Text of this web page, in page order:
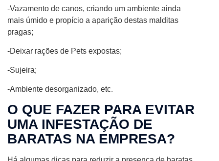
-Vazamento de canos, criando um ambiente ainda
mais úmido e propício a aparição destas malditas
pragas;
-Deixar rações de Pets expostas;
-Sujeira;
-Ambiente desorganizado, etc.
O QUE FAZER PARA EVITAR
UMA INFESTAÇÃO DE
BARATAS NA EMPRESA?